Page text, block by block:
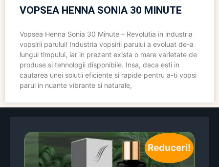
VOPSEA HENNA SONIA 30 MINUTE
Vopsea Henna Sonia 30 Minute – Revolutia in industria
vopsirii parului! Industria vopsirii parului a evoluat de-a
lungul timpului, iar in prezent exista o mare varietate de
produse si tehnologii disponibile. Insa, daca esti in
cautarea unei solutii eficiente si rapide pentru a-ti vopsi
parul in nuante vibrante si naturale,
Reduceri!